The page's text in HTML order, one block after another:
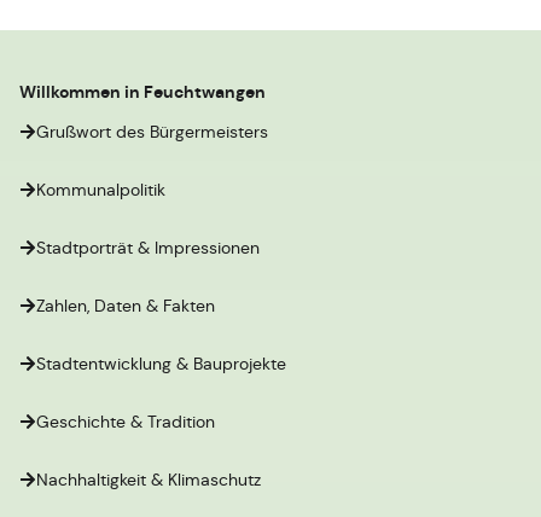
Willkommen in Feuchtwangen
Grußwort des Bürgermeisters
Kommunalpolitik
Stadtporträt & Impressionen
Zahlen, Daten & Fakten
Stadtentwicklung & Bauprojekte
Geschichte & Tradition
Nachhaltigkeit & Klimaschutz